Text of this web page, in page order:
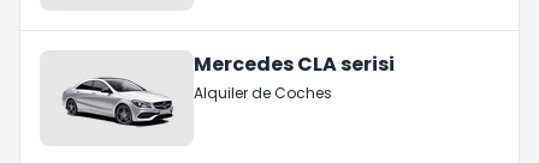
Mercedes CLA serisi
Alquiler de Coches